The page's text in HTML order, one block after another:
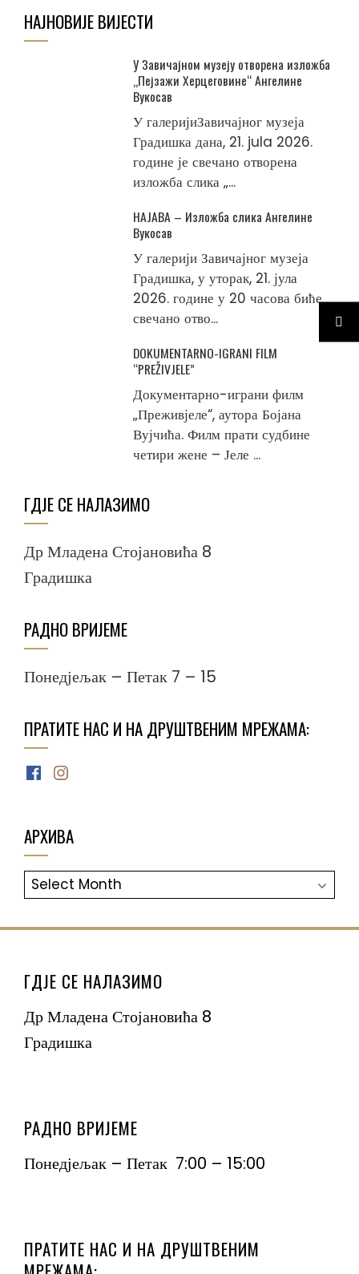
НАЈНОВИЈЕ ВИЈЕСТИ
У Завичајном музеју отворена изложба
„Пејзажи Херцеговине“ Ангелине
Вукосав
У галеријиЗавичајног музеја
Градишка дана, 21. jula 2026.
године је свечано отворена
изложба слика „...
НАЈАВА – Изложба слика Ангелине
Вукосав
У галерији Завичајног музеја
Градишка, у уторак, 21. јула
2026. године у 20 часова биће
свечано отво...
DOKUMENTARNO-IGRANI FILM
“PREŽIVJELE”
Документарно-играни филм
„Преживјеле“, аутора Бојана
Вујчића. Филм прати судбине
четири жене – Јеле ...
ГДЈЕ СЕ НАЛАЗИМО
Др Младена Стојановића 8
Градишка
РАДНО ВРИЈЕМЕ
Понедјељак – Петак 7 – 15
ПРАТИТЕ НАС И НА ДРУШТВЕНИМ МРЕЖАМА:
Facebook
Instagram
АРХИВА
АРХИВА
ГДЈЕ СЕ НАЛАЗИМО
Др Младена Стојановића 8
Градишка
РАДНО ВРИЈЕМЕ
Понедјељак – Петак 7:00 – 15:00
ПРАТИТЕ НАС И НА ДРУШТВЕНИМ